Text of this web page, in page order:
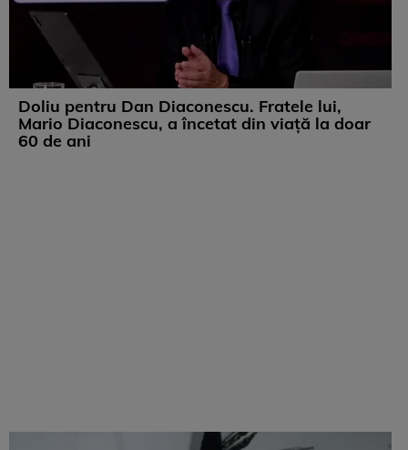
Doliu pentru Dan Diaconescu. Fratele lui,
Mario Diaconescu, a încetat din viață la doar
60 de ani